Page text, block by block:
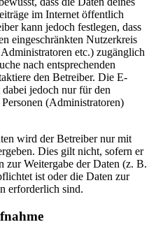
im Internet öffentlich
kann jedoch festlegen, dass
eingeschränkten Nutzerkreis
etc.) zugänglich
nach entsprechenden
den Betreiber. Die E-
jedoch nur für den
(Administratoren)
wird der Betreiber nur mit
Dies gilt nicht, sofern er
zur Weitergabe der Daten (z. B.
ist oder die Daten zur
erforderlich sind.